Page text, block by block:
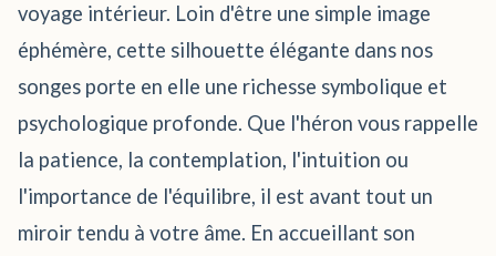
voyage intérieur. Loin d'être une simple image
éphémère, cette silhouette élégante dans nos
songes porte en elle une richesse symbolique et
psychologique profonde. Que l'héron vous rappelle
la patience, la contemplation, l'intuition ou
l'importance de l'équilibre, il est avant tout un
miroir tendu à votre âme. En accueillant son